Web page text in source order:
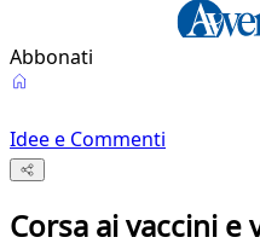
Abbonati
Idee e Commenti
Corsa ai vaccini e